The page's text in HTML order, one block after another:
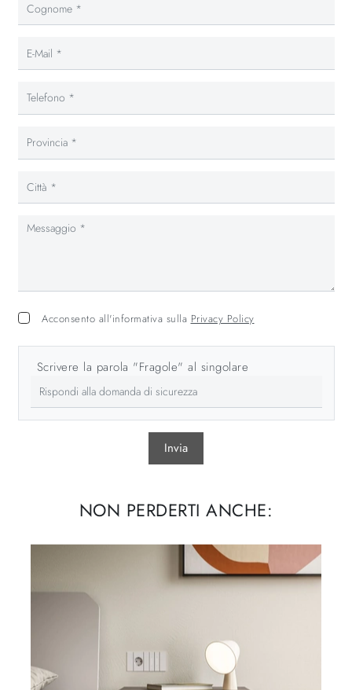
Acconsento all'informativa sulla Privacy Policy
Scrivere la parola "Fragole" al singolare
Invia
NON PERDERTI ANCHE: